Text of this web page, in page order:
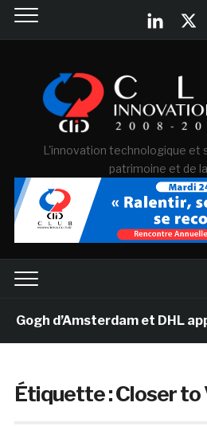
L'innovation technologique et
patrimoine et de
d’Amsterdam et DHL
Étiquette :Closer to